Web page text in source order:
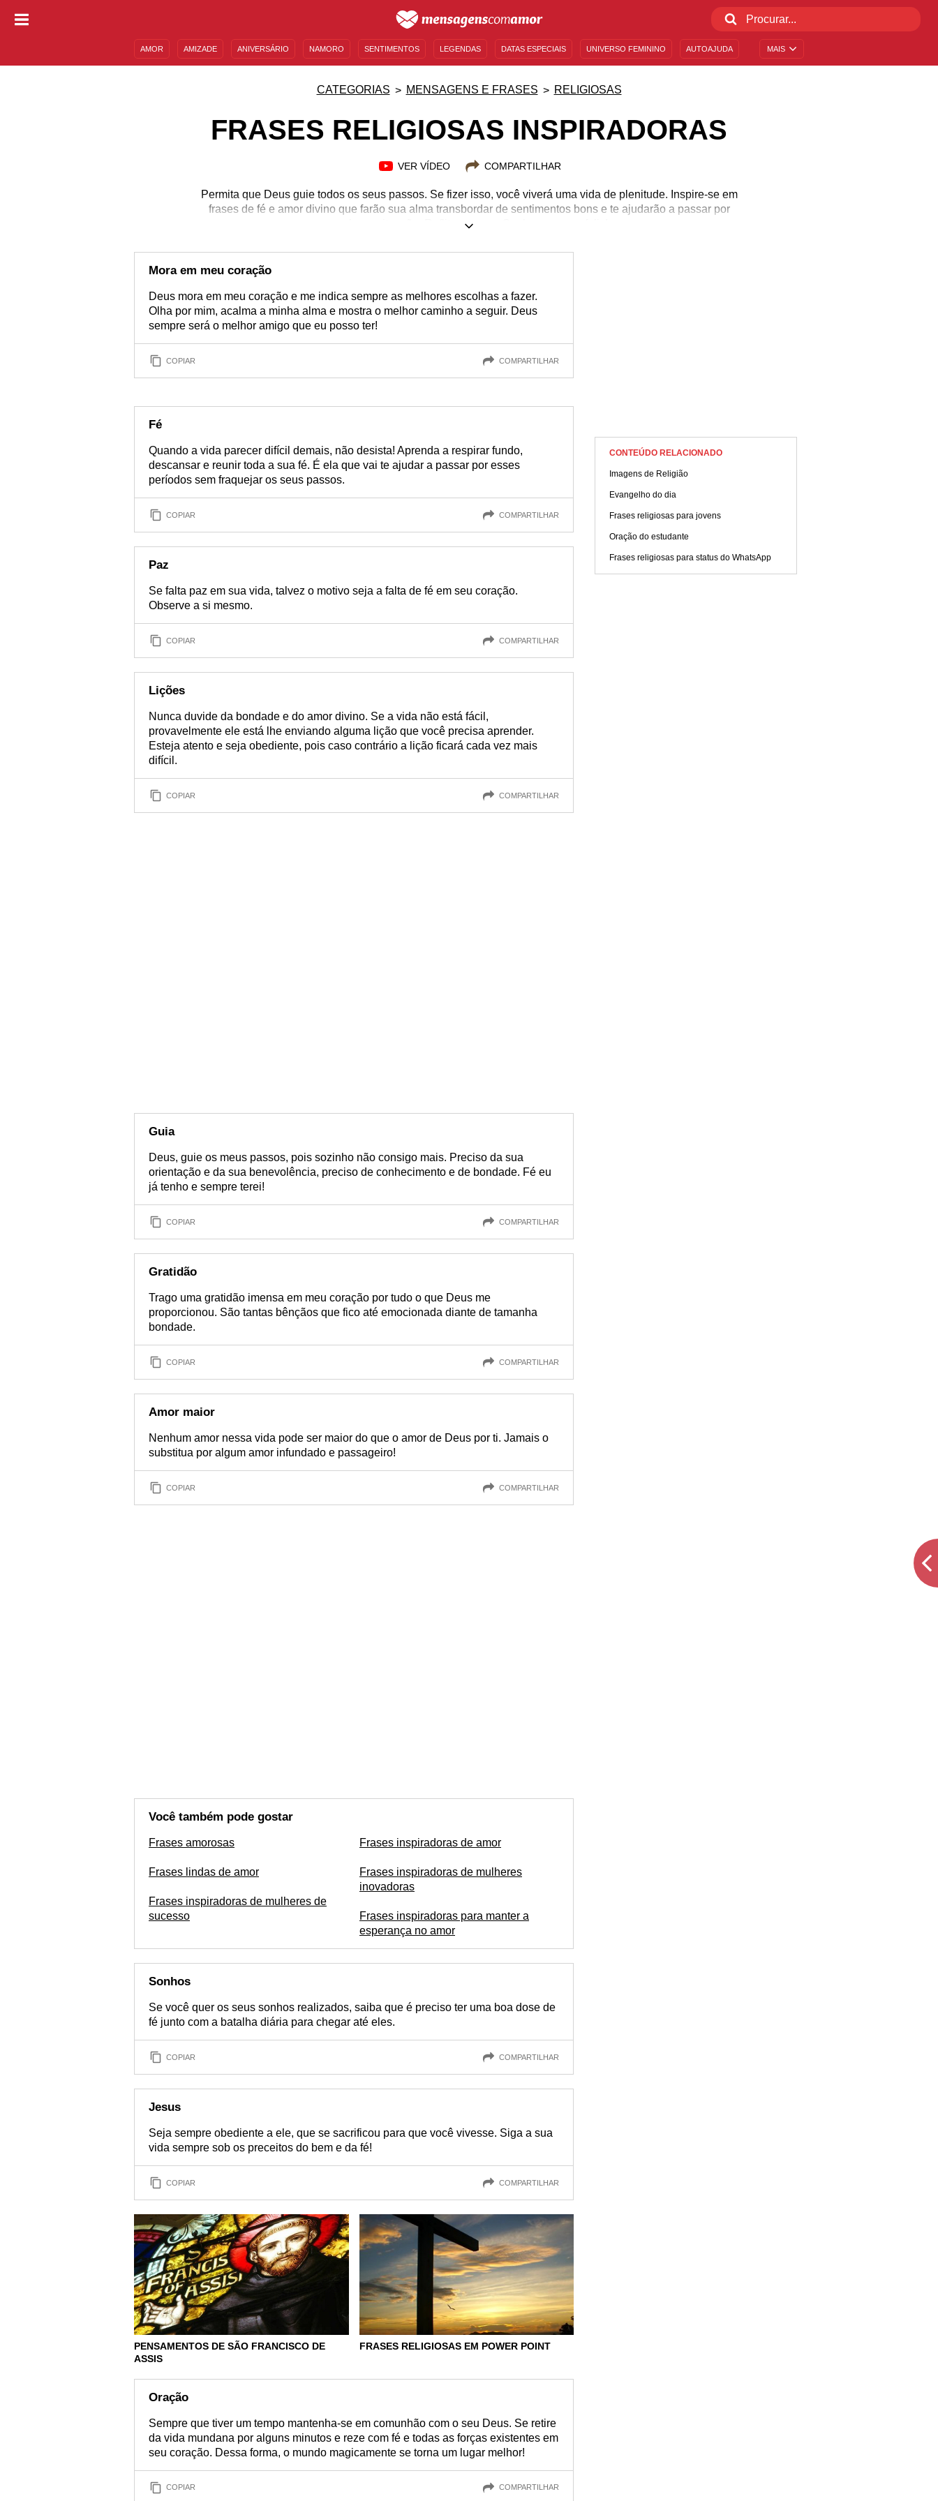
MAIS
AMOR AMIZADE ANIVERSÁRIO NAMORO SENTIMENTOS LEGENDAS DATAS ESPECIAIS UNIVERSO FEMININO AUTOAJUDA
CATEGORIAS MENSAGENS E FRASES RELIGIOSAS
FRASES RELIGIOSAS INSPIRADORAS
VER VÍDEO COMPARTILHAR
Permita que Deus guie todos os seus passos. Se fizer isso, você viverá uma vida de plenitude. Inspire-se em
frases de fé e amor divino que farão sua alma transbordar de sentimentos bons e te ajudarão a passar por
qualquer situação. Reflita e ore ao Senhor para ser feliz!
Mora em meu coração
Deus mora em meu coração e me indica sempre as melhores escolhas a fazer.
Olha por mim, acalma a minha alma e mostra o melhor caminho a seguir. Deus
sempre será o melhor amigo que eu posso ter!
COPIAR COMPARTILHAR
Fé
Quando a vida parecer difícil demais, não desista! Aprenda a respirar fundo,
descansar e reunir toda a sua fé. É ela que vai te ajudar a passar por esses
períodos sem fraquejar os seus passos.
COPIAR COMPARTILHAR
Paz
Se falta paz em sua vida, talvez o motivo seja a falta de fé em seu coração.
Observe a si mesmo.
COPIAR COMPARTILHAR
Lições
Nunca duvide da bondade e do amor divino. Se a vida não está fácil,
provavelmente ele está lhe enviando alguma lição que você precisa aprender.
Esteja atento e seja obediente, pois caso contrário a lição ficará cada vez mais
difícil.
COPIAR COMPARTILHAR
Guia
Deus, guie os meus passos, pois sozinho não consigo mais. Preciso da sua
orientação e da sua benevolência, preciso de conhecimento e de bondade. Fé eu
já tenho e sempre terei!
COPIAR COMPARTILHAR
Gratidão
Trago uma gratidão imensa em meu coração por tudo o que Deus me
proporcionou. São tantas bênçãos que fico até emocionada diante de tamanha
bondade.
COPIAR COMPARTILHAR
Amor maior
Nenhum amor nessa vida pode ser maior do que o amor de Deus por ti. Jamais o
substitua por algum amor infundado e passageiro!
COPIAR COMPARTILHAR
Você também pode gostar
Frases amorosas
Frases lindas de amor
Frases inspiradoras de mulheres de
sucesso
Frases inspiradoras de amor
Frases inspiradoras de mulheres
inovadoras
Frases inspiradoras para manter a
esperança no amor
Sonhos
Se você quer os seus sonhos realizados, saiba que é preciso ter uma boa dose de
fé junto com a batalha diária para chegar até eles.
COPIAR COMPARTILHAR
Jesus
Seja sempre obediente a ele, que se sacrificou para que você vivesse. Siga a sua
vida sempre sob os preceitos do bem e da fé!
COPIAR COMPARTILHAR
PENSAMENTOS DE SÃO FRANCISCO DE
ASSIS
FRASES RELIGIOSAS EM POWER POINT
Oração
Sempre que tiver um tempo mantenha-se em comunhão com o seu Deus. Se retire
da vida mundana por alguns minutos e reze com fé e todas as forças existentes em
seu coração. Dessa forma, o mundo magicamente se torna um lugar melhor!
COPIAR COMPARTILHAR
CONTEÚDO RELACIONADO
Imagens de Religião
Evangelho do dia
Frases religiosas para jovens
Oração do estudante
Frases religiosas para status do WhatsApp